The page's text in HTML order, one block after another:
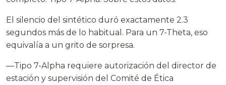
El silencio del sintético duró exactamente 2.3
segundos más de lo habitual. Para un 7-Theta, eso
equivalía a un grito de sorpresa.
—Tipo 7-Alpha requiere autorización del director de
estación y supervisión del Comité de Ética